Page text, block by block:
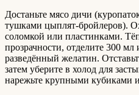
Достаньте мясо дичи
тушками цыплят-бройлеров).
соломкой или пластинками.
прозрачности, отделите 300 мл
разведённый желатин.
затем уберите в холод для
нарежьте крупными кубиками